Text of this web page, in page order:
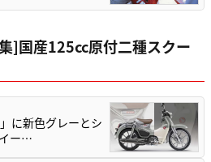
]国産125cc原付二種スクー
に新色グレーとシ
ー…